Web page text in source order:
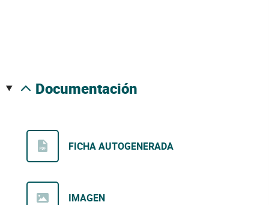
documentación
FICHA AUTOGENERADA
IMAGEN